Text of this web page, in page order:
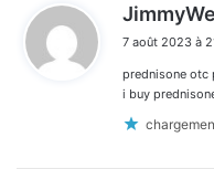
7 août 2023 à
prednisone otc
i buy